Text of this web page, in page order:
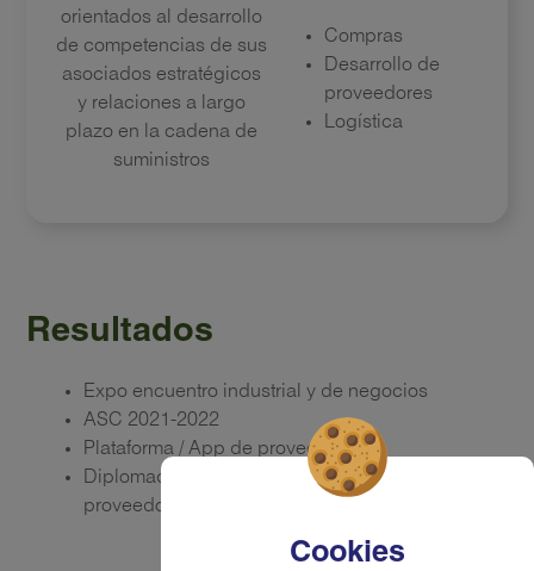
Cookies
orientados al desarrollo
de competencias de sus
asociados estratégicos
y relaciones a largo
plazo en la cadena de
suministros
Compras
Desarrollo de
proveedores
Logística
Resultados
Expo encuentro industrial y de negocios
ASC 2021-2022
Plataforma / App de proveedores
Diplomado de compras y desarrollo de
proveedores